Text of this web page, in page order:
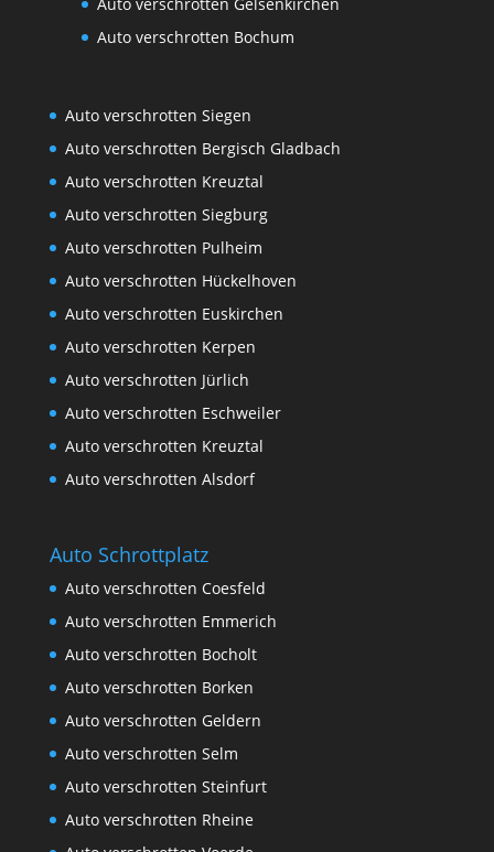
Auto verschrotten Bochum
Auto verschrotten Siegen
Auto verschrotten Bergisch Gladbach
Auto verschrotten Kreuztal
Auto verschrotten Siegburg
Auto verschrotten Pulheim
Auto verschrotten Hückelhoven
Auto verschrotten Euskirchen
Auto verschrotten Kerpen
Auto verschrotten Jürlich
Auto verschrotten Eschweiler
Auto verschrotten Kreuztal
Auto verschrotten Alsdorf
Auto Schrottplatz
Auto verschrotten Coesfeld
Auto verschrotten Emmerich
Auto verschrotten Bocholt
Auto verschrotten Borken
Auto verschrotten Geldern
Auto verschrotten Selm
Auto verschrotten Steinfurt
Auto verschrotten Rheine